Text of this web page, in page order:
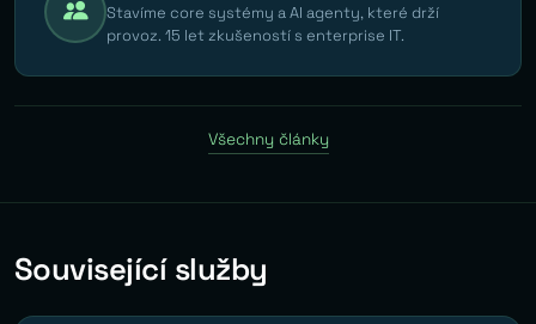
Stavíme core systémy a AI agenty, které drží
provoz. 15 let zkušeností s enterprise IT.
Všechny články
Související služby